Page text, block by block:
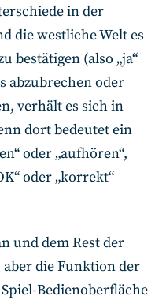
in der
die westliche Welt es
bestätigen (also „ja“
abzubrechen oder
verhält es sich in
dort bedeutet ein
oder „aufhören“,
oder „korrekt“
und dem Rest der
aber die Funktion der
Bedienoberfläche